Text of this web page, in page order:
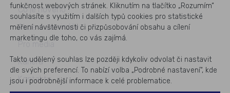
funkčnost webových stránek. Kliknutím na tlačítko „Rozumím“
souhlasíte s využitím i dalších typů cookies pro statistické
měření návštěvnosti či přizpůsobování obsahu a cílení
marketingu dle toho, co vás zajímá.
Takto udělený souhlas lze později kdykoliv odvolat či nastavit
dle svých preferencí. To nabízí volba „Podrobné nastavení“, kde
jsou i podrobnější informace k celé problematice.
Co je nového
Akce a semináře
Pro média
Kariéra
Kontakty